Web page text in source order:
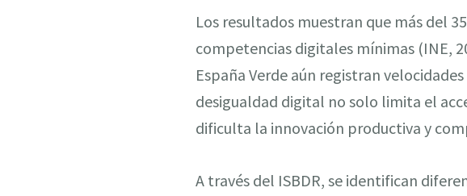
Los resultados muestran que más del
competencias digitales mínimas (INE,
España Verde aún registran
desigualdad digital no solo limita el
dificulta la innovación productiva y
A través del ISBDR, se identifican